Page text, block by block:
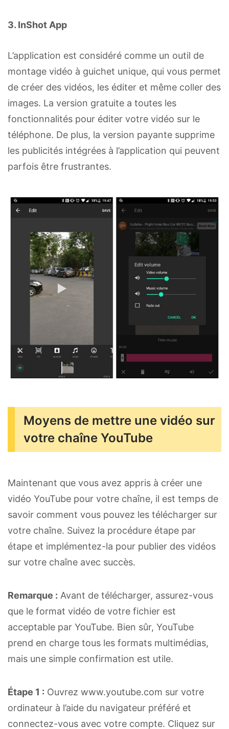
3. InShot App
L’application est considéré comme un outil de
montage vidéo à guichet unique, qui vous permet
de créer des vidéos, les éditer et même coller des
images. La version gratuite a toutes les
fonctionnalités pour éditer votre vidéo sur le
téléphone. De plus, la version payante supprime
les publicités intégrées à l’application qui peuvent
parfois être frustrantes.
Moyens de mettre une vidéo sur
votre chaîne YouTube
Maintenant que vous avez appris à créer une
vidéo YouTube pour votre chaîne, il est temps de
savoir comment vous pouvez les télécharger sur
votre chaîne. Suivez la procédure étape par
étape et implémentez-la pour publier des vidéos
sur votre chaîne avec succès.
Remarque : Avant de télécharger, assurez-vous
que le format vidéo de votre fichier est
acceptable par YouTube. Bien sûr, YouTube
prend en charge tous les formats multimédias,
mais une simple confirmation est utile.
Étape 1 : Ouvrez www.youtube.com sur votre
ordinateur à l’aide du navigateur préféré et
connectez-vous avec votre compte. Cliquez sur